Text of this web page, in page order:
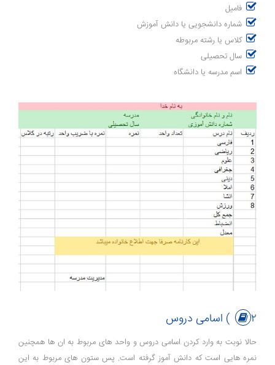
فامیل
شماره دانشجویی یا دانش آموزش
کلاس یا رشته مربوطه
سال تحصیلی
اسم مدرسه یا دانشگاه
۲) اسامی دروس
حالا نوبت به وارد کردن اسامی دروس و واحد های مربوط به ان ها همچنین
نمره هایی است که دانش آموز گرفته است. پس ستون های مربوط به این